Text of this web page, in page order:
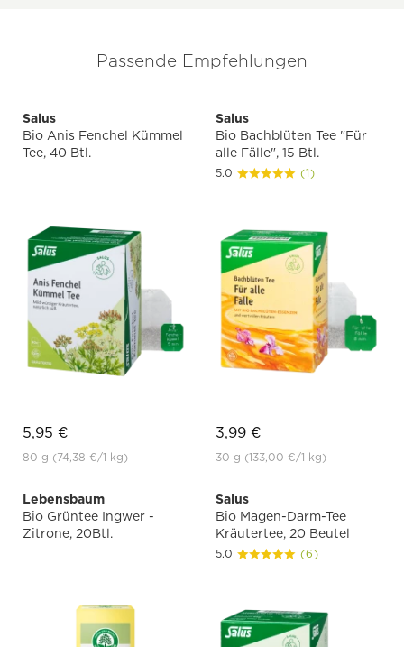
Passende Empfehlungen
Salus
Bio Anis Fenchel Kümmel
Tee, 40 Btl.
5,95 €
80 g (74,38 €/1 kg)
Salus
Bio Bachblüten Tee "Für
alle Fälle", 15 Btl.
5.0 (1)
3,99 €
30 g (133,00 €/1 kg)
Lebensbaum
Bio Grüntee Ingwer -
Zitrone, 20Btl.
Salus
Bio Magen-Darm-Tee
Kräutertee, 20 Beutel
5.0 (6)